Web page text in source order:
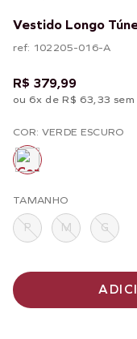
Vestido Longo
ref: 102205-016-A
R$ 379,99
ou 6x de R$ 63,33
COR: VERDE ESCURO
TAMANHO
P M G